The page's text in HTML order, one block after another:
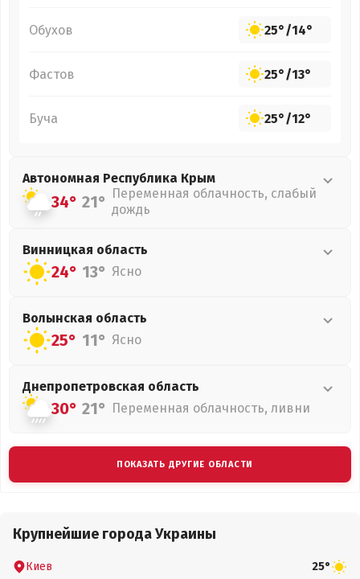
Обухов 25°/14°
Фастов 25°/13°
Буча 25°/12°
Автономная Республика Крым
34° 21° Переменная облачность, слабый
дождь
Винницкая область
24° 13° Ясно
Волынская область
25° 11° Ясно
Днепропетровская область
30° 21° Переменная облачность, ливни
ПОКАЗАТЬ ДРУГИЕ ОБЛАСТИ
Крупнейшие города Украины
Киев 25°